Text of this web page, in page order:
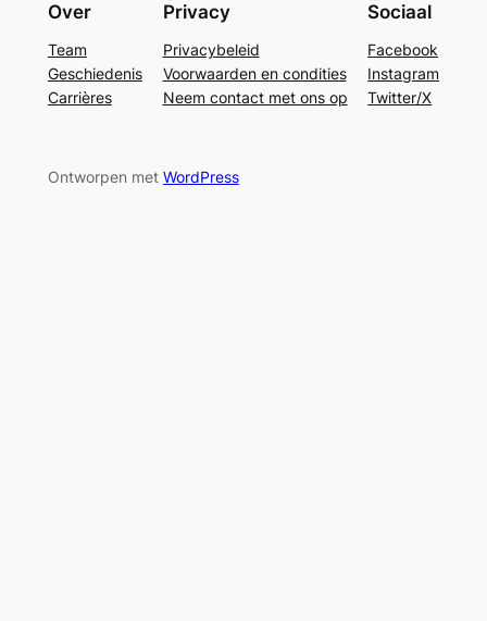
Over
Team
Geschiedenis
Carrières
Privacy
Privacybeleid
Voorwaarden en condities
Neem contact met ons op
Sociaal
Facebook
Instagram
Twitter/X
Ontworpen met WordPress